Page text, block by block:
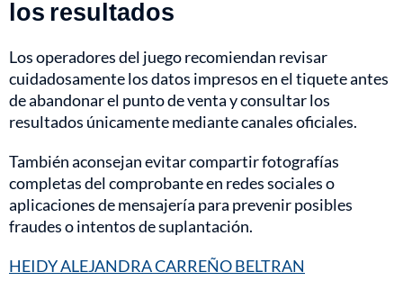
los resultados
Los operadores del juego recomiendan revisar
cuidadosamente los datos impresos en el tiquete antes
de abandonar el punto de venta y consultar los
resultados únicamente mediante canales oficiales.
También aconsejan evitar compartir fotografías
completas del comprobante en redes sociales o
aplicaciones de mensajería para prevenir posibles
fraudes o intentos de suplantación.
HEIDY ALEJANDRA CARREÑO BELTRAN